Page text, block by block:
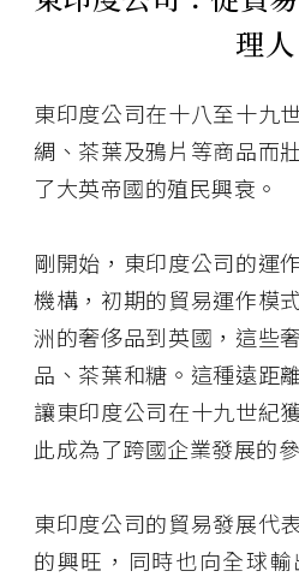
理人
東印度公司在十八至十九
綢、茶葉及鴉片等商品而
了大英帝國的殖民興衰。
剛開始，東印度公司的運
機構，初期的貿易運作模
洲的奢侈品到英國，這些
品、茶葉和糖。這種遠距
讓東印度公司在十九世紀
此成為了跨國企業發展的
東印度公司的貿易發展代
的興旺，同時也向全球